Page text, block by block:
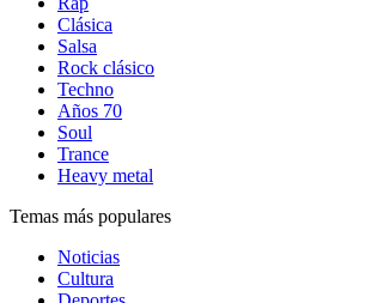
Clásica
Salsa
Rock clásico
Techno
Años 70
Soul
Trance
Heavy metal
Temas más populares
Noticias
Cultura